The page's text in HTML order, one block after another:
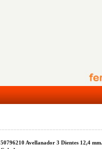
50796210 Avellanador 3 Dientes 12,4 mm.